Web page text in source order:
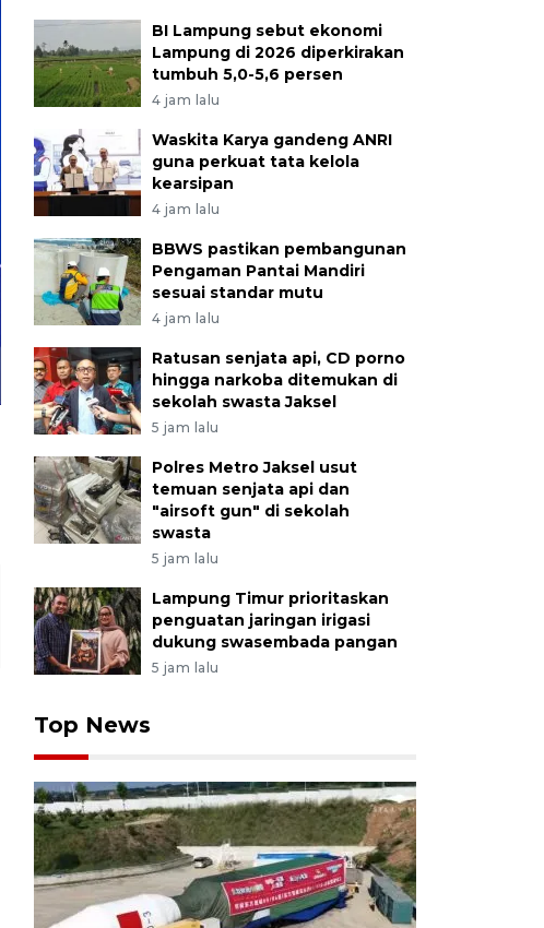
BI Lampung sebut ekonomi
Lampung di 2026 diperkirakan
tumbuh 5,0-5,6 persen
4 jam lalu
Waskita Karya gandeng ANRI
guna perkuat tata kelola
kearsipan
4 jam lalu
BBWS pastikan pembangunan
Pengaman Pantai Mandiri
sesuai standar mutu
4 jam lalu
Ratusan senjata api, CD porno
hingga narkoba ditemukan di
sekolah swasta Jaksel
5 jam lalu
Polres Metro Jaksel usut
temuan senjata api dan
"airsoft gun" di sekolah
swasta
5 jam lalu
Lampung Timur prioritaskan
penguatan jaringan irigasi
dukung swasembada pangan
5 jam lalu
Top News